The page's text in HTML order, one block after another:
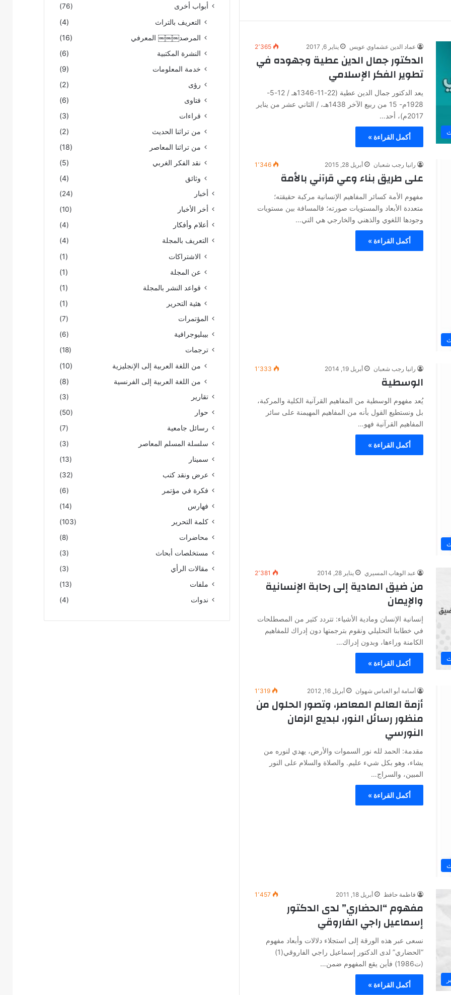
عماد الدين عشماوي عويس يناير 6, 2017 2٬365
الدكتور جمال الدين عطية وجهوده في
تطوير الفكر الإسلامي
يعد الدكتور جمال الدين عطية (22-11-1346هـ / 12-5-
1928م- 15 من ربيع الآخر 1438هـ، / الثاني عشر من يناير
2017م)، أحد…
أكمل القراءة »
رانيا رجب شعبان أبريل 28, 2015 1٬346
على طريق بناء وعي قرآني بالأمة
مفهوم الأمة كسائر المفاهيم الإنسانية مركبة حقيقته؛
متعددة الأبعاد والمستويات صورته؛ فالمسافة بين مستويات
وجودها اللغوي والذهني والخارجي هي التي…
أكمل القراءة »
رانيا رجب شعبان أبريل 19, 2014 1٬333
الوسطية
يُعد مفهوم الوسطية من المفاهيم القرآنية الكلية والمركبة،
بل ونستطيع القول بأنه من المفاهيم المهيمنة على سائر
المفاهيم القرآنية فهو…
أكمل القراءة »
عبد الوهاب المسيري يناير 28, 2014 2٬381
من ضيق المادية إلى رحابة الإنسانية
والإيمان
إنسانية الإنسان ومادية الأشياء: تتردد كثير من المصطلحات
في خطابنا التحليلي ونقوم بترجمتها دون إدراك للمفاهيم
الكامنة وراءها، وبدون إدراك…
أكمل القراءة »
أسامة أبو العباس شهوان أبريل 16, 2012 1٬319
أزمة العالم المعاصر، وتصور الحلول من
منظور رسائل النور، لبديع الزمان
النورسي
مقدمة: الحمد لله نور السموات والأرض، يهدي لنوره من
يشاء، وهو بكل شيء عليم. والصلاة والسلام على النور
المبين، والسراج…
أكمل القراءة »
فاطمة حافظ أبريل 18, 2011 1٬457
مفهوم “الحضاري” لدى الدكتور
إسماعيل راجي الفاروقي
نسعى عبر هذه الورقة إلى استجلاء دلالات وأبعاد مفهوم
“الحضاري” لدى الدكتور إسماعيل راجي الفاروقي(1)
(ت1986) فأين يقع المفهوم ضمن…
أكمل القراءة »
أبواب أخرى
(76)
التعريف بالتراث
(4)
المرصد￼￼￼ المعرفي
(16)
النشرة المكتبية
(6)
خدمة المعلومات
(9)
رؤى
(2)
فتاوى
(6)
قراءات
(3)
من تراثنا الحديث
(2)
من تراثنا المعاصر
(18)
نقد الفكر الغربي
(5)
وثائق
(4)
أخبار
(24)
أخر الأخبار
(10)
أعلام وأفكار
(4)
التعريف بالمجلة
(4)
الاشتراكات
(1)
عن المجلة
(1)
قواعد النشر بالمجلة
(1)
هئية التحرير
(1)
المؤتمرات
(7)
بيبليوجرافية
(6)
ترجمات
(18)
من اللغة العربية إلى الإنجليزية
(10)
من اللغة العربية إلى الفرنسية
(8)
تقارير
(3)
حوار
(50)
رسائل جامعية
(7)
سلسلة المسلم المعاصر
(3)
سمينار
(13)
عرض ونقد كتب
(32)
فكرة في مؤتمر
(6)
فهارس
(14)
كلمة التحرير
(103)
محاضرات
(8)
مستخلصات أبحاث
(3)
مقالات الرأي
(3)
ملفات
(13)
ندوات
(4)